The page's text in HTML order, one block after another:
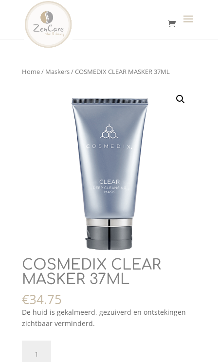
Home/ Maskers/ COSMEDIX CLEAR MASKER 37ML
COSMEDIX CLEAR
MASKER 37ML
€34.75
De huid is gekalmeerd, gezuiverd en ontstekingen
zichtbaar verminderd.
CLEAR